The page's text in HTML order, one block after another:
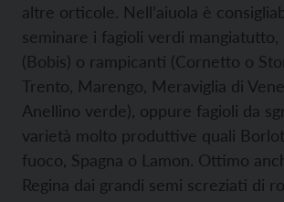
altre orticole. Nell’aiuola è
seminare i fagioli verdi mangiatutto,
(Bobis) o rampicanti (Cornetto o
Trento, Marengo, Meraviglia di
Anellino verde), oppure fagioli da
varietà molto produttive quali
fuoco, Spagna o Lamon. Ottimo
Regina dai grandi semi screziati di